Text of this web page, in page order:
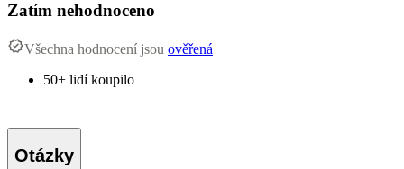
Zatím nehodnoceno
Všechna hodnocení jsou ověřená
50+ lidí koupilo
Otázky